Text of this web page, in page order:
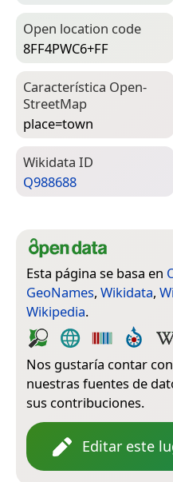
Open location code
8FF4PWC6+FF
Característica Open­
Street­Map
place=­town
Wiki­data ID
Q988688
Esta página se basa en
GeoNames, Wikidata,
Wikipedia.
Nos gustaría contar
nuestras fuentes de
sus contribuciones.
Editar este